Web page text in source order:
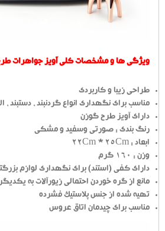
ویژگی ها و مشخصات کلی آویز جواهرات
طراحی زیبا و کاربردی
مناسب برای نگهداری انواع گردنبند ، دستبند ،
دارای آویز طرح گوزن
رنگ بندی : صورتی وسفید و مشکی
ابعاد : 22Cm * 25Cm
وزن : 160 گرم
دارای کفی (استند) برای نگهداری لوازم
مانع از گره خوردن احتمالی زیورآلات به
تهیه شده از جنس پلاستیک فشرده
مناسب برای چیدمان اتاق عروس